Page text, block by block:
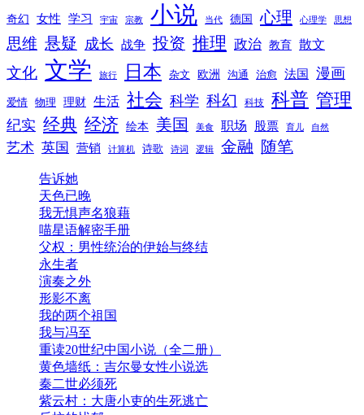
奇幻 女性 学习 宇宙 宗教 小说 当代 德国 心理 心理学 思想
思维 悬疑 成长 战争 投资 推理 政治 教育 散文
文化 文学 旅行 日本 杂文 欧洲 沟通 治愈 法国 漫画
爱情 物理 理财 生活 社会 科学 科幻 科技 科普 管理
纪实 经典 经济 绘本 美国 美食 职场 股票 育儿 自然
艺术 英国 营销 计算机 诗歌 诗词 逻辑 金融 随笔
告诉她
天色已晚
我无惧声名狼藉
喵星语解密手册
父权：男性统治的伊始与终结
永生者
演奏之外
形影不离
我的两个祖国
我与冯至
重读20世纪中国小说（全二册）
黄色墙纸：吉尔曼女性小说选
秦二世必须死
紫云村：大唐小吏的生死逃亡